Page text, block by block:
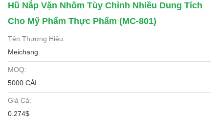
Hũ Nắp Vặn Nhôm Tùy Chỉnh Nhiều Dung Tích
Cho Mỹ Phẩm Thực Phẩm (MC-801)
Tên Thương Hiệu:
Meichang
MOQ:
5000 CÁI
Giá Cả:
0.274$